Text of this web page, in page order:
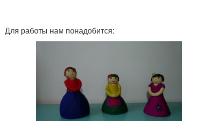
Для работы нам понадобится: